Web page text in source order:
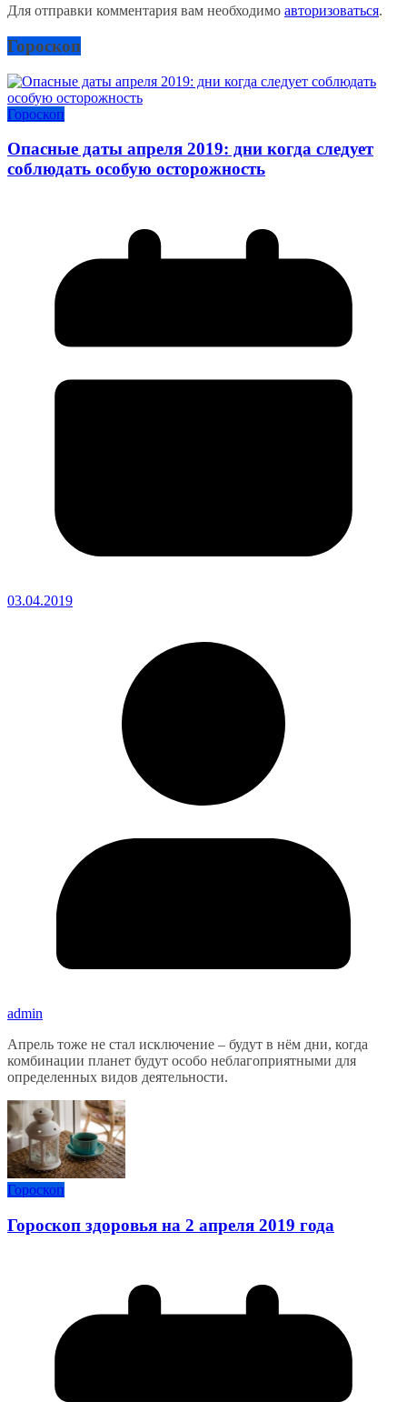
Для отправки комментария вам необходимо авторизоваться.
Гороскоп
Гороскоп
Опасные даты апреля 2019: дни когда следует
соблюдать особую осторожность
03.04.2019
admin
Апрель тоже не стал исключение – будут в нём дни, когда
комбинации планет будут особо неблагоприятными для
определенных видов деятельности.
Гороскоп
Гороскоп здоровья на 2 апреля 2019 года